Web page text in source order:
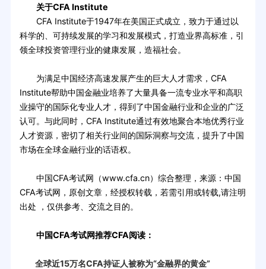
关于CFA Institute
CFA Institute于1947年在美国正式成立，致力于通过以
科学的、可持续发展的学习和发展模式，打造业界高标准，引
领全球投资管理行业的健康发展，造福社会。
为满足中国经济高速发展产生的巨大人才需求，CFA
Institute帮助中国金融业培养了大量具备一流专业水平和高职
业操守的国际化专业人才，得到了中国金融行业和企业的广泛
认可。与此同时，CFA Institute通过有效地聚合本地优秀行业
人才资源，密切了相关行业间的国际洞察与交流，提升了中国
市场在全球金融行业的话语权。
中国CFA考试网（www.cfa.cn）综合整理，来源：中国
CFA考试网，原创文章，经授权转载，若需引用或转载,请注明
出处 ，仅供参考、交流之目的。
中国CFA考试网推荐CFA阅读：
全球近15万名CFA持证人被称为“金融界的黄金”